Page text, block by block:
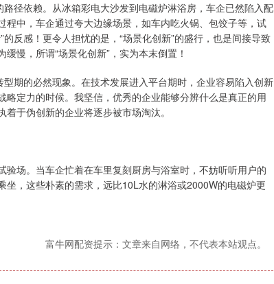
径依赖。从冰箱彩电大沙发到电磁炉淋浴房，车企已然陷入配
中，车企通过夸大边缘场景，如车内吃火锅、包饺子等，试
反感！更令人担忧的是，“场景化创新”的盛行，也是间接导致
慢，所谓“场景化创新”，实为本末倒置！
期的必然现象。在技术发展进入平台期时，企业容易陷入创新
定力的时候。我坚信，优秀的企业能够分辨什么是真正的用
于伪创新的企业将逐步被市场淘汰。
场。当车企忙着在车里复刻厨房与浴室时，不妨听听用户的
，这些朴素的需求，远比10L水的淋浴或2000W的电磁炉更
富牛网配资提示：文章来自网络，不代表本站观点。